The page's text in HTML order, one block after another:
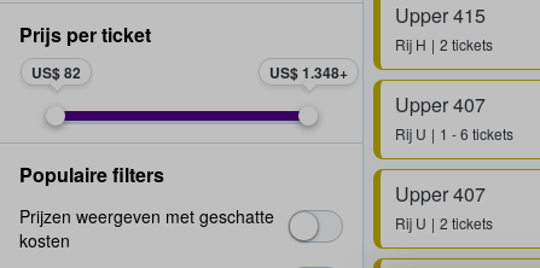
Upper 415
Rij H 2 tickets
Upper 407
Rij U 1 - 6 tickets
Upper 407
Rij U 2 tickets
Prijs per ticket
US$ 82 US$ 1.348
Populaire filters
Prijzen weergeven met geschatte
kosten